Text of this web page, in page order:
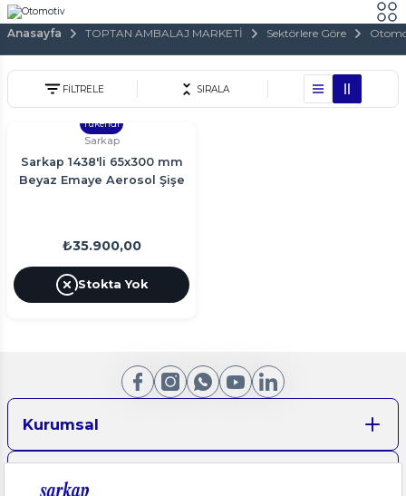
Anasayfa TOPTAN AMBALAJ MARKETİ Sektörlere Göre
FİLTRELE SIRALA
Tükendi
Sarkap
Sarkap 1438'li 65x300 mm
Beyaz Emaye Aerosol Şişe
₺35.900,00
Stokta Yok
Kurumsal
Aydınlatma Metinleri